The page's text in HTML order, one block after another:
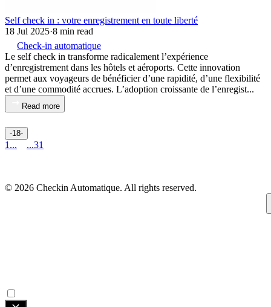
Self check in : votre enregistrement en toute liberté
18 Jul 2025·8 min read
Check-in automatique
Le self check in transforme radicalement l’expérience
d’enregistrement dans les hôtels et aéroports. Cette innovation
permet aux voyageurs de bénéficier d’une rapidité, d’une flexibilité
et d’une commodité accrues. L’adoption croissante de l’enregist...
Read more
-18-
1 ... ...31
© 2026 Checkin Automatique. All rights reserved.